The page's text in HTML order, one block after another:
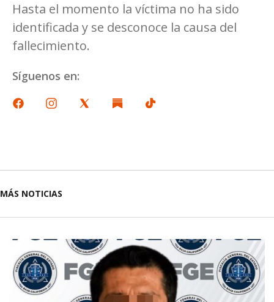
Hasta el momento la víctima no ha sido
identificada y se desconoce la causa del
fallecimiento.
Síguenos en:
MÁS NOTICIAS